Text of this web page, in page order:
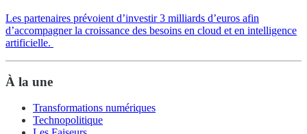
Les partenaires prévoient d’investir 3 milliards d’euros afin
d’accompagner la croissance des besoins en cloud et en intelligence
artificielle.
À la une
Transformations numériques
Technopolitique